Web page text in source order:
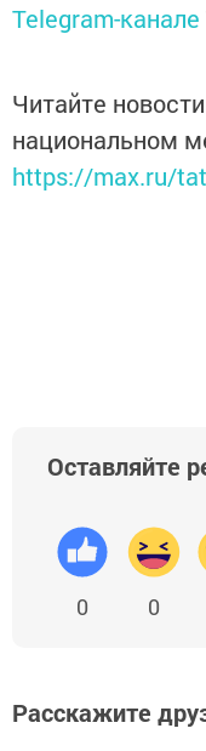
Telegram-канале
Читайте
национальном
https://max.ru/
Оставляйте
0 0
Расскажите